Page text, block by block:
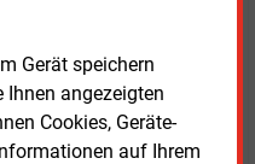
Gerät speichern
angezeigten
Cookies, Geräte-
auf Ihrem